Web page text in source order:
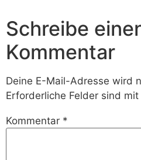
Schreibe
Kommentar
Deine E-Mail-Adresse wird
Erforderliche Felder sind mit
Kommentar *